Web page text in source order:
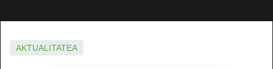
AKTUALITATEA